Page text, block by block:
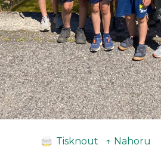
Tisknout ↑ Nahoru